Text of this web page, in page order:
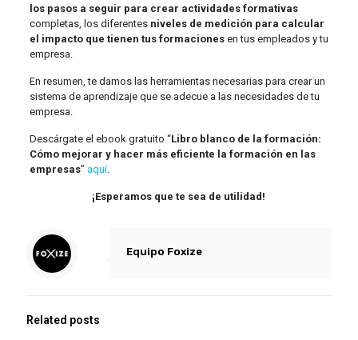
los pasos a seguir para crear actividades formativas
completas, los diferentes niveles de medición para calcular
el impacto que tienen tus formacionesen tus empleados y tu
empresa.
En resumen, te damos las herramientas necesarias para crear un
sistema de aprendizaje que se adecue a las necesidades de tu
empresa.
Descárgate el ebook gratuito “Libro blanco de la formación:
Cómo mejorar y hacer más eficiente la formación en las
empresas” aquí.
¡Esperamos que te sea de utilidad!
Equipo Foxize
Related posts